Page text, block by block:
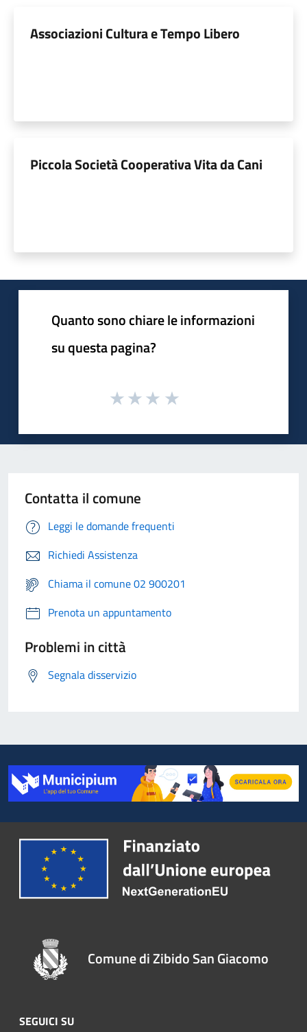
Associazioni Cultura e Tempo Libero
Piccola Società Cooperativa Vita da Cani
Quanto sono chiare le informazioni
su questa pagina?
Contatta il comune
Leggi le domande frequenti
Richiedi Assistenza
Chiama il comune 02 900201
Prenota un appuntamento
Problemi in città
Segnala disservizio
Comune di Zibido San Giacomo
SEGUICI SU